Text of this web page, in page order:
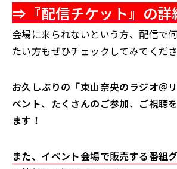
⇒『配信チケット』の詳
会場に来られないという方、配信で
たい方もぜひチェックしてみてくださ
お久しぶりの「東山奈央のラジオ＠
ベント、たくさんのご参加、ご視聴
ます！
また、イベント会場で販売する番組